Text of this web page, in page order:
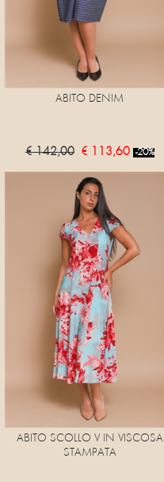
ABITO DENIM
€ 142,00 € 113,60 -20%
ABITO SCOLLO V IN VISCOSA
STAMPATA